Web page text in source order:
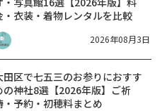
・衣装・着物レンタルを比較
2026年08月3日
田区で七五三のお参りにおすす
の神社8選【2026年版】ご祈
・予約・初穂料まとめ